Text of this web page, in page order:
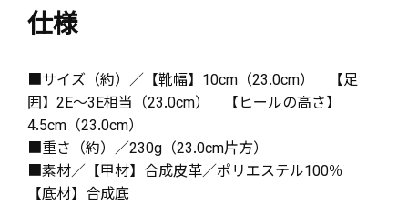
仕様
■サイズ（約）／【靴幅】10cm（23.0cm） 【足
囲】2E～3E相当（23.0cm） 【ヒールの高さ】
4.5cm（23.0cm）
■重さ（約）／230g（23.0cm片方）
■素材／【甲材】合成皮革／ポリエステル100％
【底材】合成底